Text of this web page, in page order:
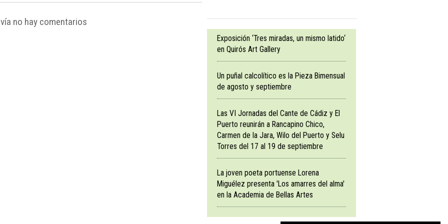
no hay comentarios
Exposición ‘Tres miradas, un mismo latido‘
en Quirós Art Gallery
Un puñal calcolítico es la Pieza Bimensual
de agosto y septiembre
Las VI Jornadas del Cante de Cádiz y El
Puerto reunirán a Rancapino Chico,
Carmen de la Jara, Wilo del Puerto y Selu
Torres del 17 al 19 de septiembre
La joven poeta portuense Lorena
Miguélez presenta 'Los amarres del alma'
en la Academia de Bellas Artes